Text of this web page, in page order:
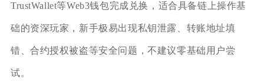
TrustWallet等Web3钱包完成兑换，适合具备链上操作基
础的资深玩家，新手极易出现私钥泄露、转账地址填
错、合约授权被盗等安全问题，不建议零基础用户尝
试。